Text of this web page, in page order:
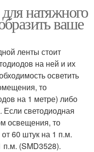
натяжного
ваше
ленты стоит
на ней и их
осветить
то
на 1 метре) либо
светодиодная
освещения, то
60 штук на 1 п.м.
п.м. (SMD3528).